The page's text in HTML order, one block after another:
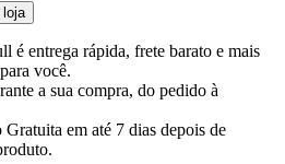
loja
é entrega rápida, frete barato e mais
você.
a sua compra, do pedido à
Gratuita em até 7 dias depois de